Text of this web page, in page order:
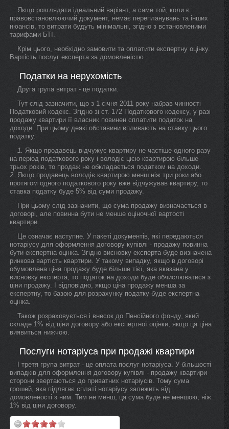
Якщо розглядати ідеальний варіант, а саме той, коли є
правовстановлюючий документ, немає перепланувань та інших
нюансів, то витрати будуть мінімальні, згідно з встановленими
тарифами БТІ.
Крім цього, необхідно замовити та оплатити експертну оцінку.
Вартість послуг експерта за домовленістю.
Податки на нерухомість
Друга група витрат - це податки.
Тут слід зазначити, що з 1 січня 2011 року набрав чинності
Податковий кодекс. Згідно зі ст. 172 Податкового кодексу, у разі
продажу квартири її власник повинен сплатити податок на
доходи. При цьому деякі обставини впливають на ставку цього
податку.
1. Якщо продавець відчужує квартиру не частіше одного разу
на період податкового року і володіє цією квартирою більше
трьох років, то продаж не обкладається податком на доходи.
2. Якщо продавець володіє квартирою менш ніж три роки або
протягом одного податкового року вже відчужував квартиру, то
ставка податку буде 5% від суми продажу.
При цьому слід зазначити, що сума продажу визначається в
договорі, але повинна бути не менше оціночної вартості
квартири.
Це означає наступне. У пакеті документів, які передаються
нотаріусу для оформлення договору купівлі - продажу повинна
бути експертна оцінка. Згідно висновку експерта буде визначена
ринкова вартість квартири. У такому випадку, якщо в договорі
обумовлена ціна продажу буде більше тієї, яка вказана у
висновку експерта, то податок на доходи буде обчислюватися з
ціни продажу. І відповідно, якщо ціна продажу менша за
експертну, то базою для розрахунку податку буде експертна
оцінка.
Також розраховується і внесок до Пенсійного фонду, який
складе 1% від ціни договору або експертної оцінки, якщо ця ціна
виявиться нижчою.
Послуги нотаріуса при продажі квартири
І третя група витрат - це оплата послуг нотаріуса. У більшості
випадків для оформлення договору купівлі - продажу квартири
сторони звертаються до приватних нотаріусів. Тому сума
грошей, яка підлягає сплаті нотаріусу залежить від
домовленості з ним. Тим не менш, ця сума буде не меншою, ніж
1% від ціни договору.